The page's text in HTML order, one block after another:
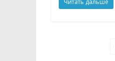
Читать дальше